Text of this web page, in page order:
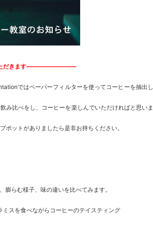
ただきます————————–
ではペーパーフィルターを使ってコーヒーを抽出し
み比べをし、コーヒーを楽しんでいただければと思いま
ポットがありましたら是非お持ちください。
らむ様子、味の違いを比べてみます。
スを食べながらコーヒーのテイスティング